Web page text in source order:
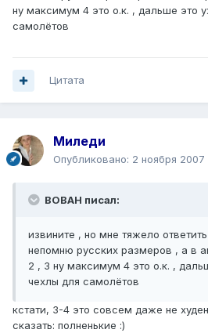
ну максимум 4 это о.к. , дальше это
самолётов
Цитата
Миледи
Опубликовано: 2 ноября 2007
BOBAH писал:
извините , но мне тяжело
непомню русских размеров , а в
2 , 3 ну максимум 4 это о.к. ,
чехлы для самолётов
кстати, 3-4 это совсем даже не
сказать: полненькие :)